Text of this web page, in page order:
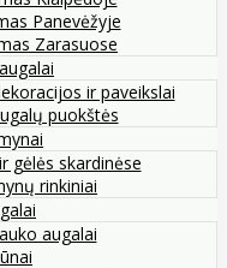
Panevėžyje
Zarasuose
ir paveikslai
puokštės
gėlės skardinėse
rinkiniai
augalai